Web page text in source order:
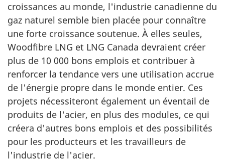
croissances au monde, l'industrie canadienne du
gaz naturel semble bien placée pour connaître
une forte croissance soutenue. À elles seules,
Woodfibre LNG et LNG Canada devraient créer
plus de 10 000 bons emplois et contribuer à
renforcer la tendance vers une utilisation accrue
de l'énergie propre dans le monde entier. Ces
projets nécessiteront également un éventail de
produits de l'acier, en plus des modules, ce qui
créera d'autres bons emplois et des possibilités
pour les producteurs et les travailleurs de
l'industrie de l'acier.